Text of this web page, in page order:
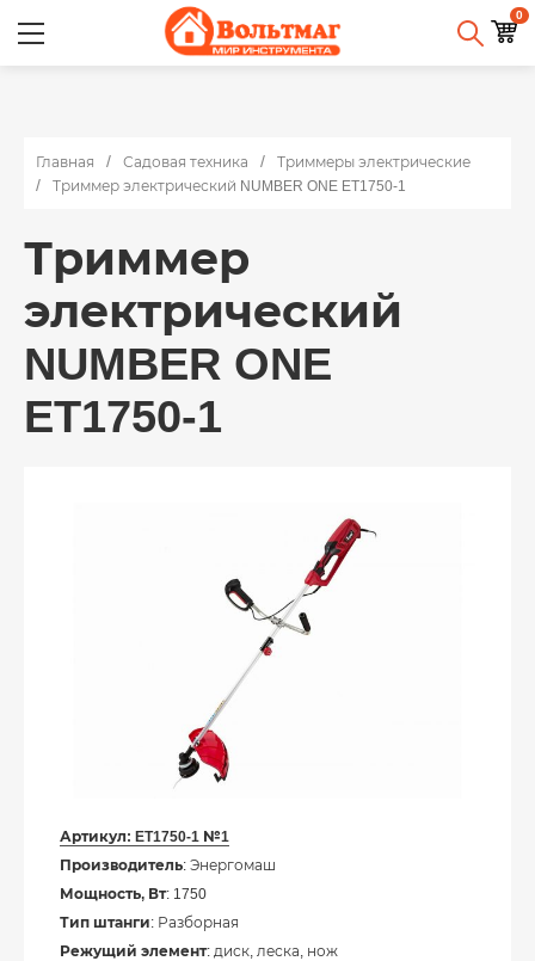
0
Главная Садовая техника
Триммеры электрические
Триммер электрический NUMBER ONE ET1750-1
Триммер
электрический
NUMBER ONE
ET1750-1
Артикул: ET1750-1 №1
Производитель: Энергомаш
Мощность, Вт: 1750
Тип штанги: Разборная
Режущий элемент: диск, леска, нож